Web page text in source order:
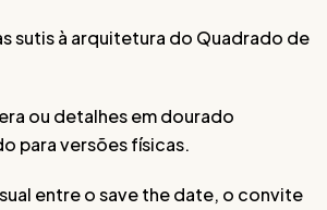
sutis à arquitetura do Quadrado de
ou detalhes em dourado
para versões físicas.
entre o save the date, o convite